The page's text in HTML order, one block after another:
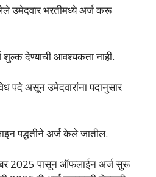
उमेदवार भरतीमध्ये अर्ज करू
शुल्क देण्याची आवश्यकता नाही.
पदे असून उमेदवारांना पदानुसार
पद्धतीने अर्ज केले जातील.
2025 पासून ऑफलाईन अर्ज सुरू